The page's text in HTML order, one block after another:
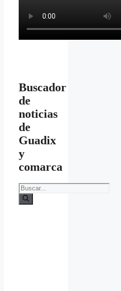
Buscador
de
noticias
de
Guadix
y
comarca
Buscar: